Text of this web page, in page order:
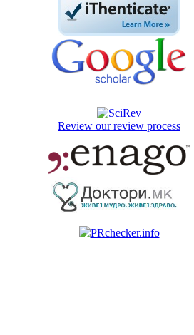
Review our review process